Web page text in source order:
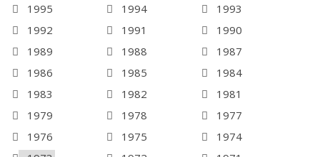
1995
1994
1993
1992
1991
1990
1989
1988
1987
1986
1985
1984
1983
1982
1981
1979
1978
1977
1976
1975
1974